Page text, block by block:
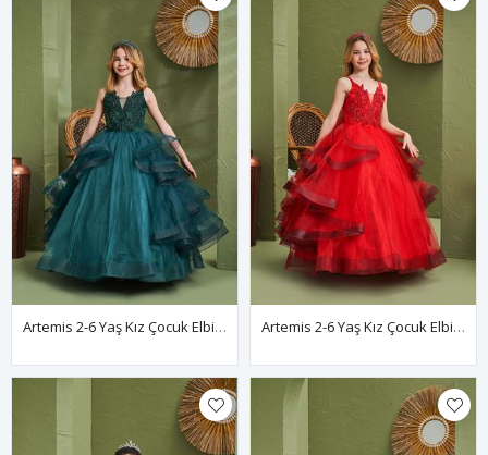
Artemis 2-6 Yaş Kız Çocuk Elbise 20163 Yeşil Artemis 2-6 Yaş Kız Çocuk Elbise 20163 Kırmızı